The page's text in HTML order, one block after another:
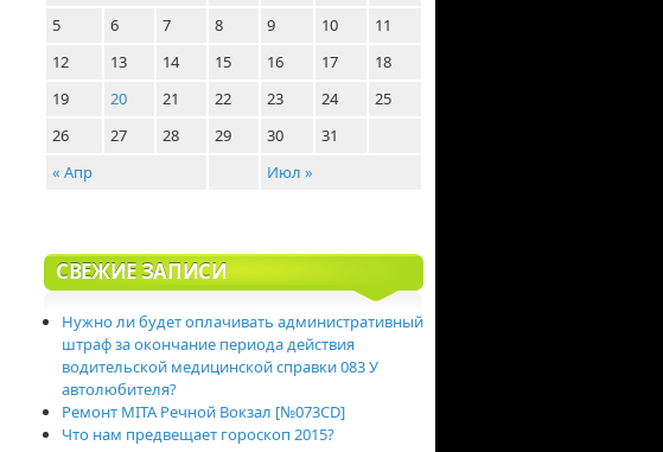
« Апр Июл »
5
6 7 8 9 10
11
12
13 14 15 16 17
18
19
20 21 22 23 24
25
26
27 28 29 30 31
СВЕЖИЕ ЗАПИСИ
Нужно ли будет оплачивать административный
штраф за окончание периода действия
водительской медицинской справки 083 У
автолюбителя?
Ремонт MITA Речной Вокзал [№073CD]
Что нам предвещает гороскоп 2015?